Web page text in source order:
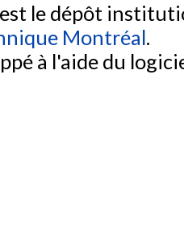
le dépôt
Montréal.
à l'aide du